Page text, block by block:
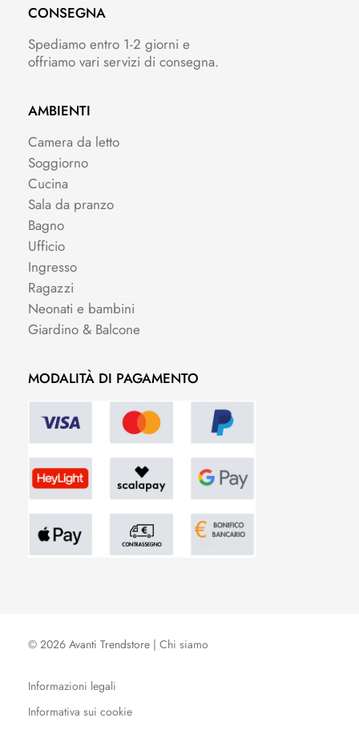
CONSEGNA
Spediamo entro 1-2 giorni e
offriamo vari servizi di consegna.
AMBIENTI
Camera da letto
Soggiorno
Cucina
Sala da pranzo
Bagno
Ufficio
Ingresso
Ragazzi
Neonati e bambini
Giardino & Balcone
MODALITÀ DI PAGAMENTO
© 2026 Avanti Trendstore | Chi siamo
Informazioni legali
Informativa sui cookie